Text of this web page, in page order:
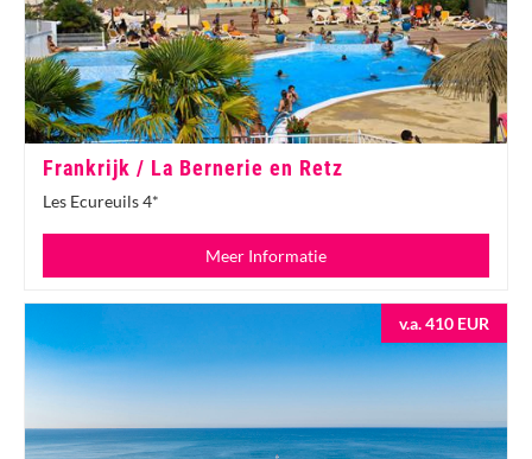
Frankrijk / La Bernerie en Retz
Les Ecureuils 4*
Meer Informatie
v.a. 410 EUR